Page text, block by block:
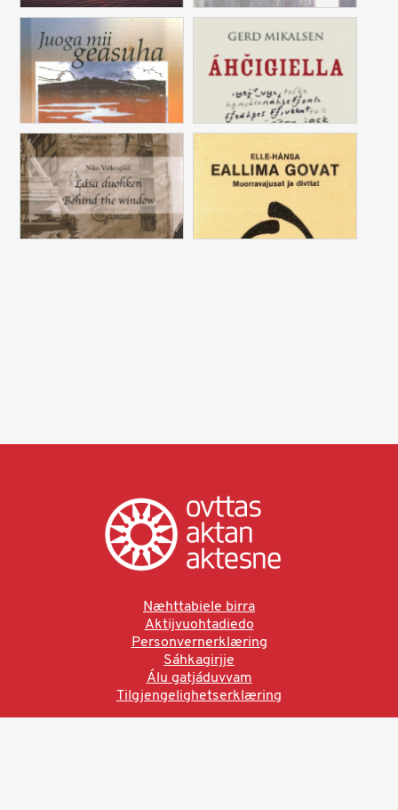
Næhttabiele birra
Aktijvuohtadiedo
Personvernerklæring
Sáhkagirjje
Álu gatjáduvvam
Tilgjengelighetserklæring